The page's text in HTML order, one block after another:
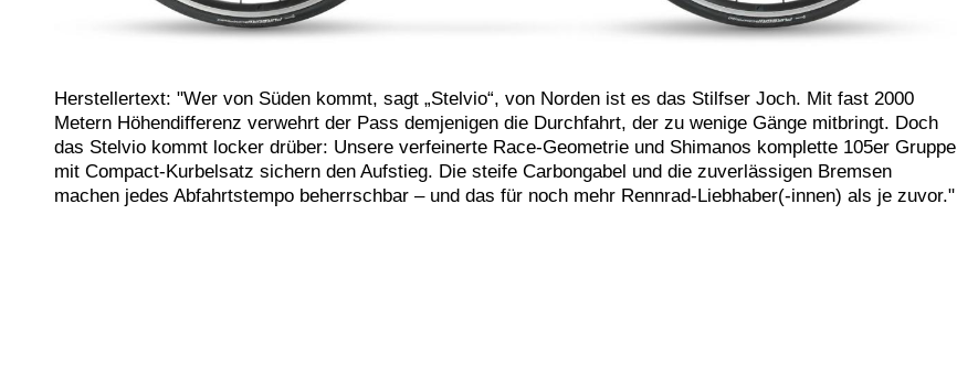
Herstellertext: "Wer von Süden kommt, sagt „Stelvio“, von Norden ist es das Stilfser Joch. Mit fast 2000
Metern Höhendifferenz verwehrt der Pass demjenigen die Durchfahrt, der zu wenige Gänge mitbringt. Doch
das Stelvio kommt locker drüber: Unsere verfeinerte Race-Geometrie und Shimanos komplette 105er Gruppe
mit Compact-Kurbelsatz sichern den Aufstieg. Die steife Carbongabel und die zuverlässigen Bremsen
machen jedes Abfahrtstempo beherrschbar – und das für noch mehr Rennrad-Liebhaber(-innen) als je zuvor."